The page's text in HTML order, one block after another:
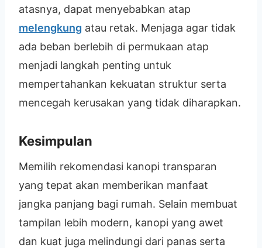
atasnya, dapat menyebabkan atap
melengkung atau retak. Menjaga agar tidak
ada beban berlebih di permukaan atap
menjadi langkah penting untuk
mempertahankan kekuatan struktur serta
mencegah kerusakan yang tidak diharapkan.
Kesimpulan
Memilih rekomendasi kanopi transparan
yang tepat akan memberikan manfaat
jangka panjang bagi rumah. Selain membuat
tampilan lebih modern, kanopi yang awet
dan kuat juga melindungi dari panas serta